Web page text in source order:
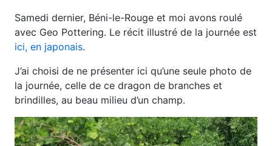
Samedi dernier, Béni-le-Rouge et moi avons roulé
avec Geo Pottering. Le récit illustré de la journée est
ici, en japonais.
J’ai choisi de ne présenter ici qu’une seule photo de
la journée, celle de ce dragon de branches et
brindilles, au beau milieu d’un champ.